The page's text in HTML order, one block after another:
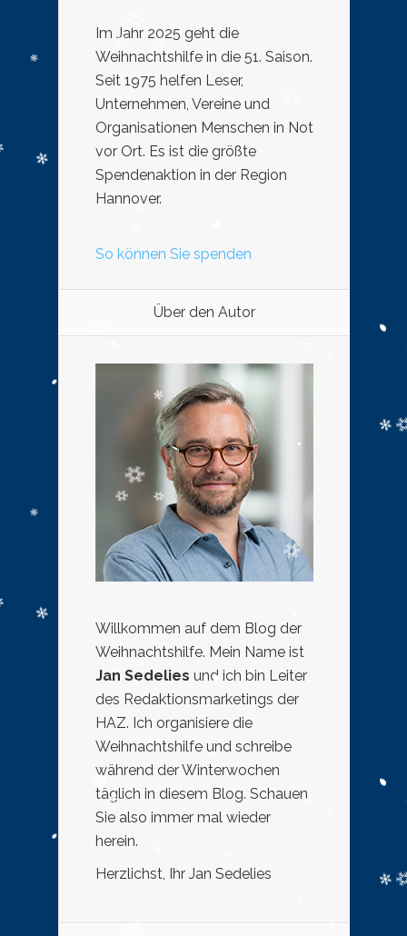
Im Jahr 2025 geht die
Weihnachtshilfe in die 51. Saison.
Seit 1975 helfen Leser,
Unternehmen, Vereine und
Organisationen Menschen in Not
vor Ort. Es ist die größte
Spendenaktion in der Region
Hannover.
So können Sie spenden
Über den Autor
Willkommen auf dem Blog der
Weihnachtshilfe. Mein Name ist
Jan Sedelies und ich bin Leiter
des Redaktionsmarketings der
HAZ. Ich organisiere die
Weihnachtshilfe und schreibe
während der Winterwochen
täglich in diesem Blog. Schauen
Sie also immer mal wieder
herein.
Herzlichst, Ihr Jan Sedelies